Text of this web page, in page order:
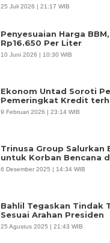
25 Juli 2026 | 21:17 WIB
Penyesuaian Harga
Rp16.650 Per Liter
10 Juni 2026 | 10:30 WIB
Ekonom Untad Soroti
Pemeringkat Kredit
9 Februari 2026 | 23:14 WIB
Trinusa Group Salurkan
untuk Korban Bencana
6 Desember 2025 | 14:34 WIB
Bahlil Tegaskan Tindak
Sesuai Arahan Presiden
25 Agustus 2025 | 21:43 WIB